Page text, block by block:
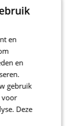
Z6
Brown
Z6 Mocca
en
en
gebruik
voor
Deze